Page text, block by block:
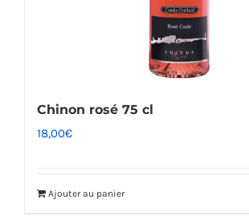
Chinon rosé 75 cl
18,00€
Ajouter au panier